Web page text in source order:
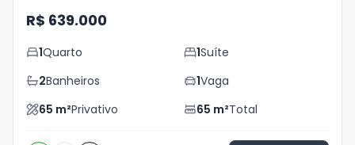
R$ 639.000
1Quarto 1Suíte
2Banheiros 1Vaga
65 m²Privativo 65 m²Total